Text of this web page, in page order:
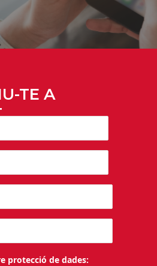
TE A
protecció de dades: